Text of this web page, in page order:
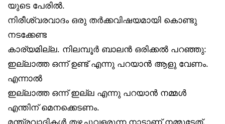
യുടെ പേരിൽ.
നിരീശ്വരവാദം ഒരു തർക്കവിഷയമായി കൊണ്ടു
നടക്കേണ്ട
കാര്യമില്ല. നിലമ്പൂർ ബാലൻ ഒരിക്കൽ പറഞ്ഞു:
ഇല്ലാത്ത ഒന്ന് ഉണ്ട് എന്നു പറയാൻ ആളു വേണം.
എന്നാൽ
ഇല്ലാത്ത ഒന്ന് ഇല്ല എന്നു പറയാൻ നമ്മൾ
എന്തിന് മെനക്കെടണം.
മന്ത്രവാദികൾ തഴച്ചുവളരുന്ന നാടാണ് നമ്മുടേത്.